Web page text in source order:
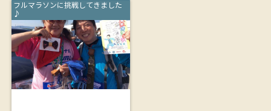
フルマラソンに挑戦してきました
♪